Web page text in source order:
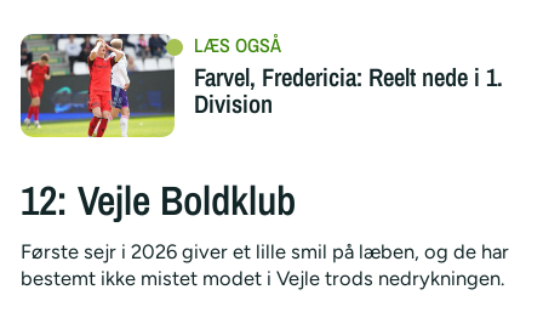
Farvel, Fredericia: Reelt nede i 1.
Division
12: Vejle Boldklub
Første sejr i 2026 giver et lille smil på læben, og de har
bestemt ikke mistet modet i Vejle trods nedrykningen.